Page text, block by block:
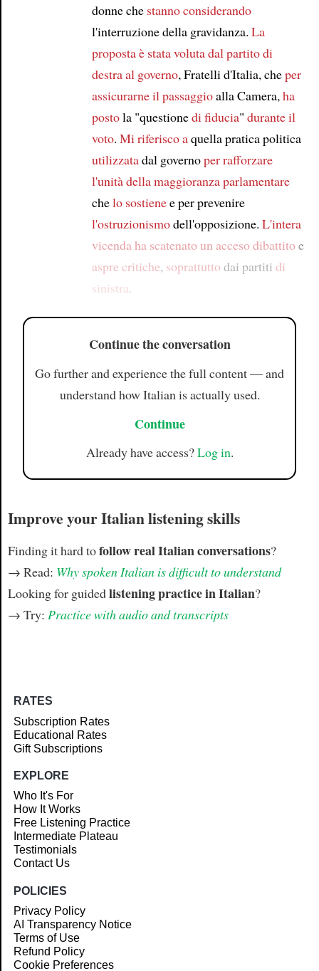
donne che stanno considerando
l'interruzione della gravidanza. La
propostaè stata volutadal partito di
destraal governo, Fratelli d'Italia, cheper
assicurarne il passaggioalla Camera, ha
postola "questionedi fiducia" durante il
voto. Mi riferisco aquella pratica politica
utilizzatadal governoper rafforzare
l'unità della maggioranza parlamentare
chelo sostienee per prevenire
l'ostruzionismodell'opposizione. L'intera
vicenda ha scatenato un acceso dibattitoe
aspre critiche, soprattutto dai partiti di
sinistra.
Continue the conversation
Go further and experience the full content — and
understand how Italian is actually used.
Continue
Already have access?Log in.
Improve your Italian listening skills
Finding it hard tofollow real Italian conversations?
→ Read: Why spoken Italian is difficult to understand
Looking for guidedlistening practice in Italian?
→ Try: Practice with audio and transcripts
RATES
Subscription Rates
Educational Rates
Gift Subscriptions
EXPLORE
Who It's For
How It Works
Free Listening Practice
Intermediate Plateau
Testimonials
Contact Us
POLICIES
Privacy Policy
AI Transparency Notice
Terms of Use
Refund Policy
Cookie Preferences